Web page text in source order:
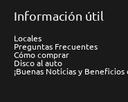
Información útil
Locales
Preguntas Frecuentes
Cómo comprar
Disco al auto
¡Buenas Noticias y Beneficios